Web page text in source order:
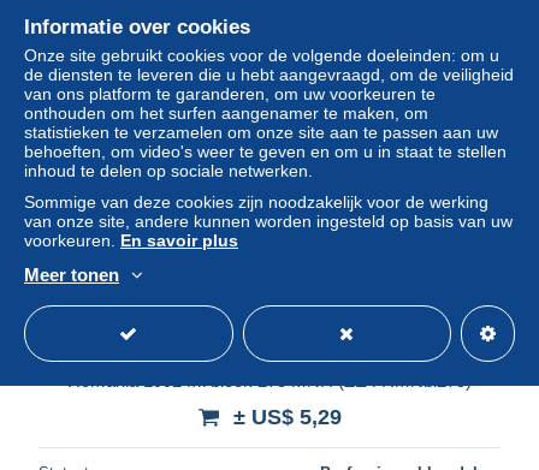
Nieuw
± US$ 5,29
Informatie over cookies
Onze site gebruikt cookies voor de volgende doeleinden: om u
de diensten te leveren die u hebt aangevraagd, om de veiligheid
van ons platform te garanderen, om uw voorkeuren te
onthouden om het surfen aangenamer te maken, om
statistieken te verzamelen om onze site aan te passen aan uw
behoeften, om video's weer te geven en om u in staat te stellen
inhoud te delen op sociale netwerken.
Sommige van deze cookies zijn noodzakelijk voor de werking
van onze site, andere kunnen worden ingesteld op basis van uw
voorkeuren. En savoir plus
Meer tonen